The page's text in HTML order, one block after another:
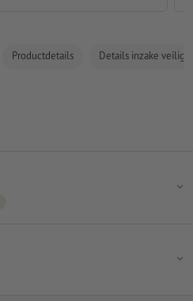
Productdetails Details inzake